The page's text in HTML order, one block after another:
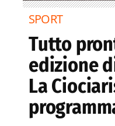
SPORT
Tutto
edizione
La